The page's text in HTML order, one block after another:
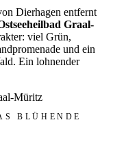
Dierhagen entfernt
Graal-
viel Grün,
und ein
Ein lohnender
BLÜHENDE